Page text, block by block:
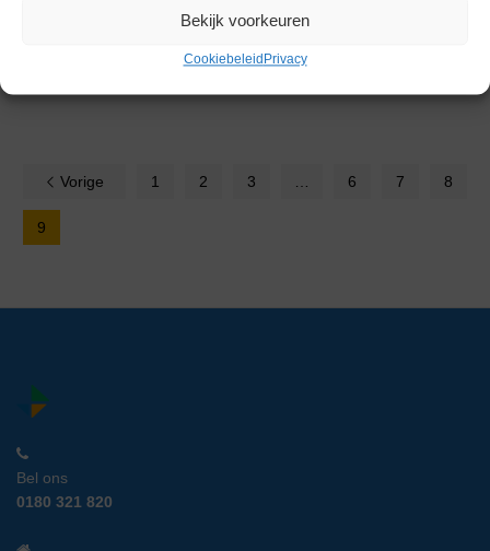
Bekijk voorkeuren
Cookiebeleid Privacy
Vorige 1 2 3 6 7 8
9
Bel ons
0180 321 820